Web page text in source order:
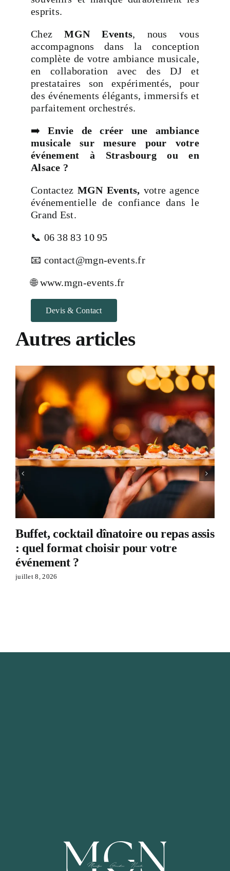
esprits.
ChezMGN Events, nous vous
accompagnons dans la conception
complète de votre ambiance musicale,
en collaboration avec des DJ et
prestataires son expérimentés, pour
des événements élégants, immersifs et
parfaitement orchestrés.
➡️Envie de créer une ambiance
musicale sur mesure pour votre
événement à Strasbourg ou en
Alsace ?
Contactez MGN Events, votre agence
événementielle de confiance dans le
Grand Est.
📞 06 38 83 10 95
📧 contact@mgn-events.fr
🌐 www.mgn-events.fr
Devis & Contact
Autres articles
Buffet, cocktail dînatoire ou repas assis
: quel format choisir pour votre
événement ?
juillet 8, 2026